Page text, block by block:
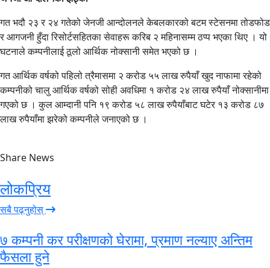
गत भदौ २३ र २४ गतेको जेनजी आन्दोलनले केबलकारको बटम स्टेसनमा तोडफोड
र आगजनी हुँदा रिसोर्टसहितका सेवाहरू करिब २ महिनासम्म ठप्प भएका थिए । यो
घटनाले कम्पनीलाई ठूलो आर्थिक नोक्सानी समेत भएको छ ।
गत आर्थिक वर्षको पहिलो त्रैमासमा २ करोड ५५ लाख रुपैयाँ खुद नाफामा रहेको
कम्पनीको चालु आर्थिक वर्षको सोही अवधिमा १ करोड २४ लाख रुपैयाँ नोक्सानीमा
गएको छ । कुल आम्दानी पनि १९ करोड ५८ लाख रुपैयाँबाट घटेर १३ करोड ८७
लाख रुपैयाँमा झरेको कम्पनीले जनाएको छ ।
Share News
लोकप्रिय
सबै पढ्नुहोस्
७ कम्पनी कर परीक्षणको घेरामा, प्रमाण नल्याए अन्तिम
फैसला हुने